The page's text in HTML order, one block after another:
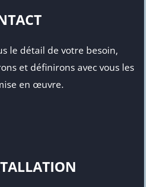
le détail de votre besoin,
et définirons avec vous les
en œuvre.